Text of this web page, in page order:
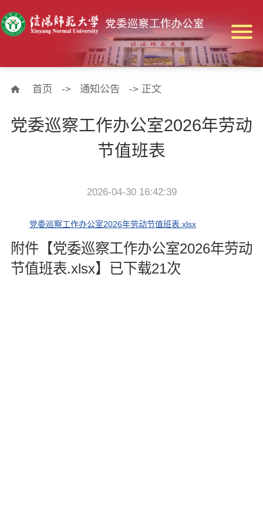
首页 -> 通知公告 -> 正文
党委巡察工作办公室2026年劳动
节值班表
2026-04-30 16:42:39
党委巡察工作办公室2026年劳动节值班表.xlsx
附件【党委巡察工作办公室2026年劳动
节值班表.xlsx】已下载21次